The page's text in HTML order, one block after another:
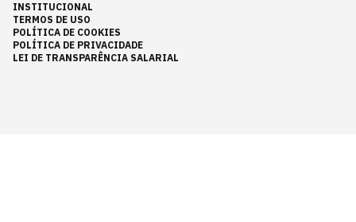
INSTITUCIONAL
TERMOS DE USO
POLÍTICA DE COOKIES
POLÍTICA DE PRIVACIDADE
LEI DE TRANSPARÊNCIA SALARIAL